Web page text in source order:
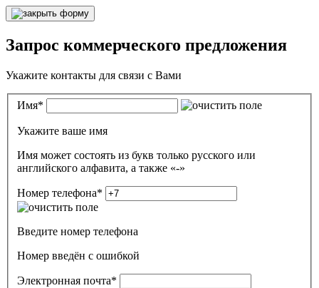
Запрос коммерческого предложения
Укажите контакты для связи с Вами
Имя*
Укажите ваше имя
Имя может состоять из букв только русского или
английского алфавита, а также «-»
Номер телефона*
Введите номер телефона
Номер введён c ошибкой
Электронная почта*